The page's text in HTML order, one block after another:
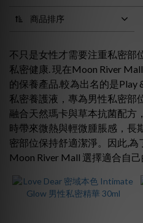
選
價格
(HK$)
~
商品排序
不只是女性才需要注重私密部
私密健康. 現在Moon River
的保養產品.較為出名的是Play
私密養護液，專為男性私密部
融合天然瑪卡與草本抗菌配方
時帶來微熱與輕微腫脹感，長
密部位保持舒適潔淨。因此,
Moon River Mall 選擇適合自